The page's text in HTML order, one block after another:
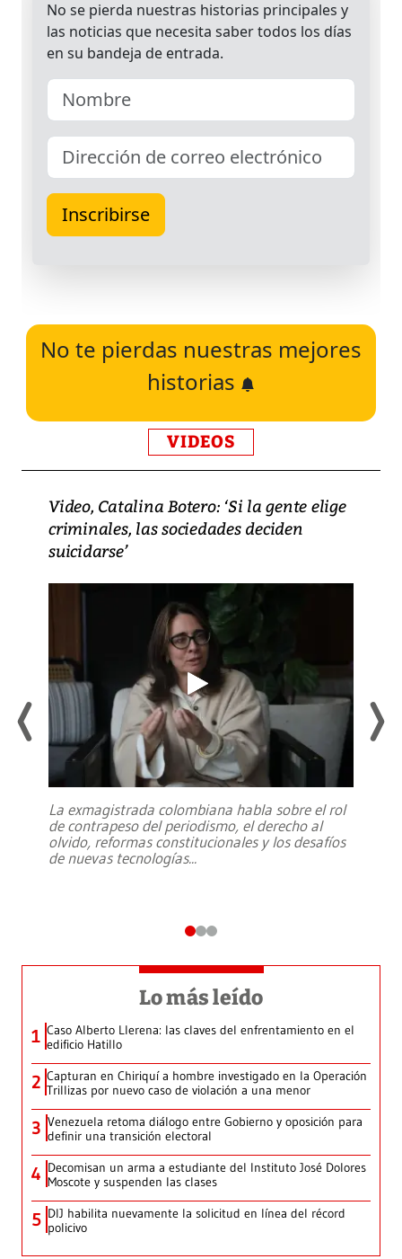
No te pierdas nuestras mejores
historias
VIDEOS
Video, Catalina Botero: ‘Si la gente elige
criminales, las sociedades deciden
suicidarse’
La exmagistrada colombiana habla sobre el rol
de contrapeso del periodismo, el derecho al
olvido, reformas constitucionales y los desafíos
de nuevas tecnologías...
Lo más leído
1 Caso Alberto Llerena: las claves del enfrentamiento en el
edificio Hatillo
2 Capturan en Chiriquí a hombre investigado en la Operación
Trillizas por nuevo caso de violación a una menor
3 Venezuela retoma diálogo entre Gobierno y oposición para
definir una transición electoral
4 Decomisan un arma a estudiante del Instituto José Dolores
Moscote y suspenden las clases
5 DIJ habilita nuevamente la solicitud en línea del récord
policivo